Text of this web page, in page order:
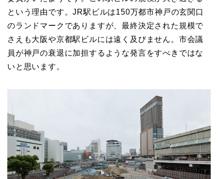
という理由です。JR駅ビルは150万都市神戸の玄関口
のランドマークでありますが、最終決定された規模で
さえも大阪や京都駅ビルには遠く及びません。市会議
員が神戸の衰退に加担するような発言をすべきではな
いと思います。